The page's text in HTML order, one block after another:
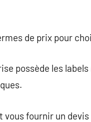
de prix pour
possède les
fournir un